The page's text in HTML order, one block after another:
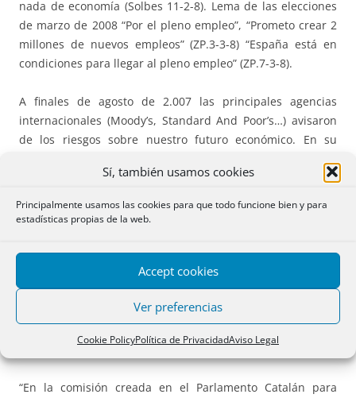
Sí, también usamos cookies
Principalmente usamos las cookies para que todo funcione bien y para
estadísticas propias de la web.
Accept cookies
Ver preferencias
Cookie PolicyPolítica de PrivacidadAviso Legal
nada de economía (Solbes 11-2-8). Lema de las elecciones
de marzo de 2008 “Por el pleno empleo”, “Prometo crear 2
millones de nuevos empleos” (ZP.3-3-8) “España está en
condiciones para llegar al pleno empleo” (ZP.7-3-8).
A finales de agosto de 2.007 las principales agencias
internacionales (Moody’s, Standard And Poor’s…) avisaron
de los riesgos sobre nuestro futuro económico. En su
de los países en que los efectos se sentirían más
histórica de nuestros dirigentes políticos y la financiera,
básicamente, de la extensión de su control político sobre
las Cajas.
que de 45 quedaron reducidas a una cuarta parte.
“En la comisión creada en el Parlamento Catalán para